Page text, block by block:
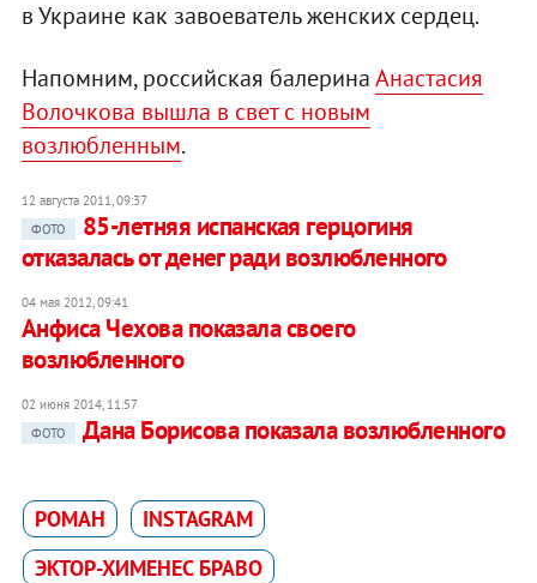
в Украине как завоеватель женских сердец.
Напомним, российская балеринаАнастасия
Волочкова вышла в свет с новым
возлюбленным.
12 августа 2011, 09:37
ФОТО
85-летняя испанская герцогиня
отказалась от денег ради возлюбленного
04 мая 2012, 09:41
Анфиса Чехова показала своего
возлюбленного
02 июня 2014, 11:57
ФОТО
​Дана Борисова показала возлюбленного
РОМАН
INSTAGRAM
ЭКТОР-ХИМЕНЕС БРАВО